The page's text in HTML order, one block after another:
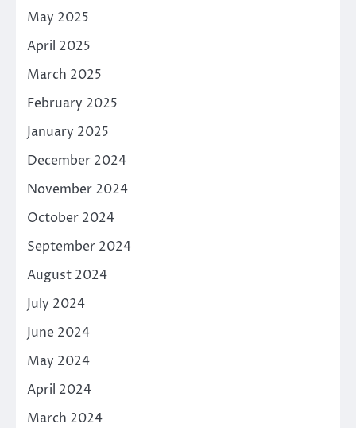
May 2025
April 2025
March 2025
February 2025
January 2025
December 2024
November 2024
October 2024
September 2024
August 2024
July 2024
June 2024
May 2024
April 2024
March 2024